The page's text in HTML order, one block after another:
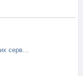
Игровые команды наших серверов